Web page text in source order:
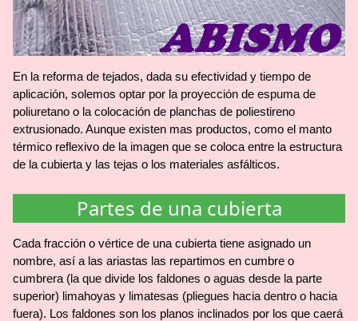
En la reforma de tejados, dada su efectividad y tiempo de
aplicación, solemos optar por la proyección de espuma de
poliuretano o la colocación de planchas de poliestireno
extrusionado. Aunque existen mas productos, como el manto
térmico reflexivo de la imagen que se coloca entre la estructura
de la cubierta y las tejas o los materiales asfálticos.
Partes de una cubierta
Cada fracción o vértice de una cubierta tiene asignado un
nombre, así a las ariastas las repartimos en cumbre o
cumbrera (la que divide los faldones o aguas desde la parte
superior) limahoyas y limatesas (pliegues hacia dentro o hacia
fuera). Los faldones son los planos inclinados por los que caerá